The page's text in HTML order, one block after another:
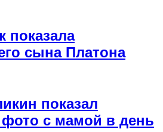
показала
сына Платона
показал
фото с мамой в день